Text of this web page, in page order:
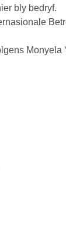
bly bedryf.
Monyela